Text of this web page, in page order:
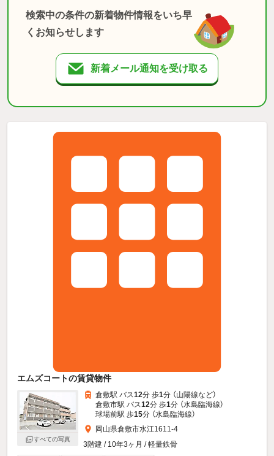
検索中の条件の新着物件情報をいち早
くお知らせします
新着メール通知を受け取る
エムズコートの賃貸物件
すべての写真
倉敷駅 バス12分 歩1分 （山陽線など）
倉敷市駅 バス12分 歩1分 （水島臨海線）
球場前駅 歩15分 （水島臨海線）
岡山県倉敷市水江1611-4
3階建 / 10年3ヶ月 / 軽量鉄骨